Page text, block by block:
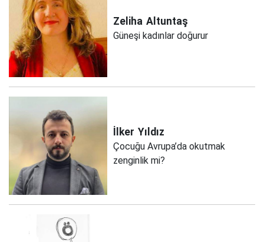
Zeliha Altuntaş
Güneşi kadınlar doğurur
İlker Yıldız
Çocuğu Avrupa’da okutmak
zenginlik mi?